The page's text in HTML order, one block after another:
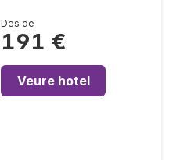
Des de
191 €
Veure hotel